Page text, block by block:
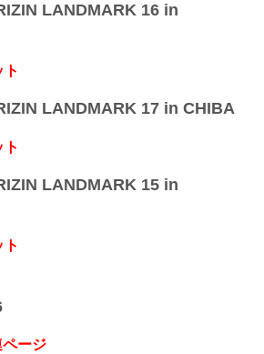
LANDMARK 16 in
LANDMARK 17 in CHIBA
LANDMARK 15 in
ージ